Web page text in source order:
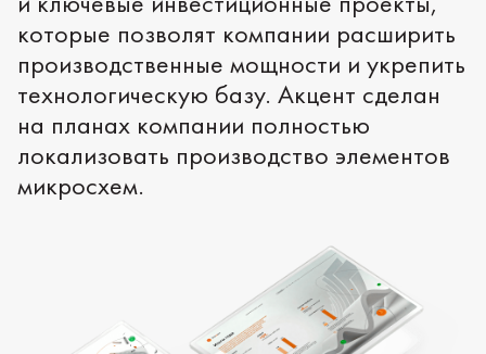
которые позволят компании расширить
производственные мощности и укрепить
технологическую базу. Акцент сделан
на планах компании полностью
локализовать производство элементов
микросхем.